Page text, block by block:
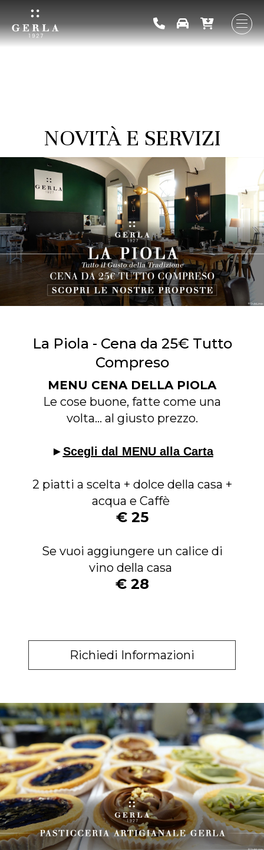
NOVITÀ E SERVIZI
La Piola - Cena da 25€ Tutto
Compreso
MENU CENA DELLA PIOLA
Le cose buone, fatte come una
volta… al giusto prezzo.
►Scegli dal MENU alla Carta
2 piatti a scelta + dolce della casa +
acqua e Caffè
€ 25
Se vuoi aggiungere un calice di
vino della casa
€ 28
Richiedi Informazioni